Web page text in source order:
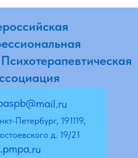
191119,